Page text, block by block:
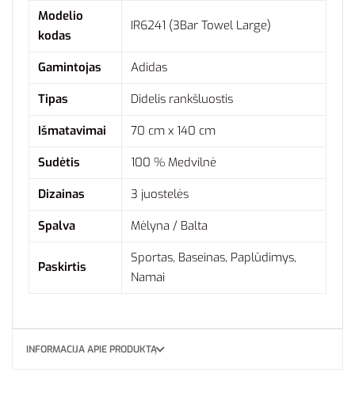
Modelio
kodas
IR6241 (3Bar Towel Large)
Gamintojas
Adidas
Tipas
Didelis rankšluostis
Išmatavimai
70 cm x 140 cm
Sudėtis
100 % Medvilnė
Dizainas
3 juostelės
Spalva
Mėlyna / Balta
Paskirtis
Sportas, Baseinas, Paplūdimys,
Namai
INFORMACIJA APIE PRODUKTĄ